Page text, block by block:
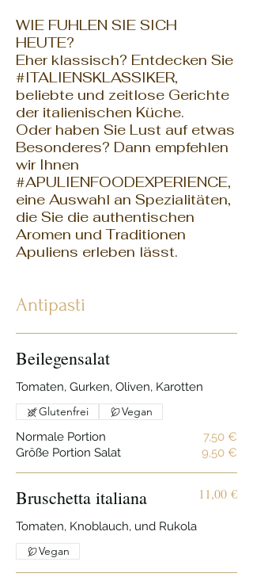
WIE FUHLEN SIE SICH
HEUTE?
Eher klassisch? Entdecken Sie
#ITALIENSKLASSIKER,
beliebte und zeitlose Gerichte
der italienischen Küche.
Oder haben Sie Lust auf etwas
Besonderes? Dann empfehlen
wir Ihnen
#APULIENFOODEXPERIENCE,
eine Auswahl an Spezialitäten,
die Sie die authentischen
Aromen und Traditionen
Apuliens erleben lässt.
Antipasti
Beilegensalat
Tomaten, Gurken, Oliven, Karotten
Normale Portion
7,50 €
Größe Portion Salat
9,50 €
Glutenfrei Vegan
Bruschetta italiana
Tomaten, Knoblauch, und Rukola
11,00 €
Vegan